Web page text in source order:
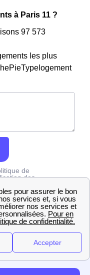
à Paris 11 ?
97 573
les plus
de
des